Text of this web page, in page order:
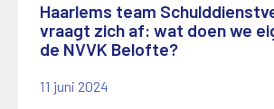
Haarlems team
vraagt zich af: wat doen we
de NVVK Belofte?
11 juni 2024